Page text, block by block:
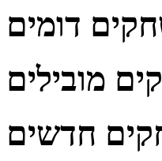
דומים
מובילים
חדשים